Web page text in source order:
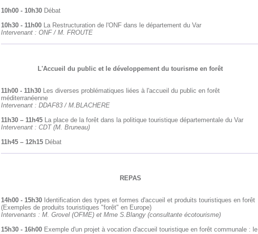
10h00 - 10h30Débat
10h30 - 11h00La Restructuration de l'ONF dans le département du Var
Intervenant : ONF / M. FROUTE
L'Accueil du public et le développement du tourisme en forêt
11h00 - 11h30Les diverses problématiques liées à l'accueil du public en forêt
méditerranéenne
Intervenant : DDAF83 / M.BLACHERE
11h30 – 11h45La place de la forêt dans la politique touristique départementale du Var
Intervenant : CDT (M. Bruneau)
11h45 – 12h15Débat
REPAS
14h00 - 15h30Identification des types et formes d'accueil et produits touristiques en forêt
(Exemples de produits touristiques "forêt" en Europe)
Intervenants : M. Grovel (OFME) et Mme S.Blangy (consultante écotourisme)
15h30 - 16h00Exemple d'un projet à vocation d'accueil touristique en forêt communale : le